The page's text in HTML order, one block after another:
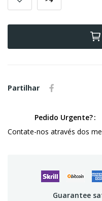
Partilhar
Pedido Urgente?
Contate-nos através dos
Guarantee